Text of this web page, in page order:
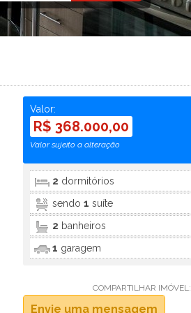
Valor:
R$ 368.000,00
Valor sujeito a alteração
2 dormitórios
sendo1 suíte
2 banheiros
1 garagem
COMPARTILHAR IMÓVEL:
Envie uma mensagem